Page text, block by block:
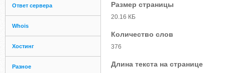
Ответ сервера
Whois
Хостинг
Разное
Размер страницы
20.16 КБ
Количество слов
376
Длина текста на странице